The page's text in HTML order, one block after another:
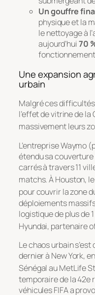
Un gouffre
physique et la
le nettoyage à
aujourd’hui70
Une expansion
urbain
Malgré ces
l’effet de vitrine de
massivement leurs
L’entreprise Waymo
étendu sa
carrés à travers 11
matchs. À Houston,
pour couvrir la zone
déploiements
logistique de plus de
Hyundai, partenaire
Le chaos urbain
dernier à New York,
Sénégal au MetLife
temporaire de la 42e
véhicules FIFA a